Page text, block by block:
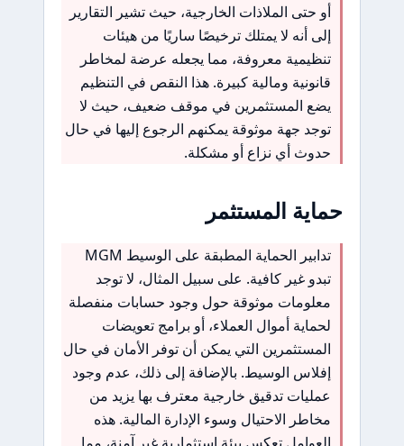
أو حتى الملاذات الخارجية، حيث تشير التقارير
إلى أنه لا يمتلك ترخيصًا ساريًا من هيئات
تنظيمية معروفة، مما يجعله عرضة لمخاطر
قانونية ومالية كبيرة. هذا النقص في التنظيم
يضع المستثمرين في موقف ضعيف، حيث لا
توجد جهة موثوقة يمكنهم الرجوع إليها في حال
حدوث أي نزاع أو مشكلة.
حماية المستثمر
تدابير الحماية المطبقة على الوسيط MGM
تبدو غير كافية. على سبيل المثال، لا توجد
معلومات موثوقة حول وجود حسابات منفصلة
لحماية أموال العملاء، أو برامج تعويضات
المستثمرين التي يمكن أن توفر الأمان في حال
إفلاس الوسيط. بالإضافة إلى ذلك، عدم وجود
عمليات تدقيق خارجية معترف بها يزيد من
مخاطر الاحتيال وسوء الإدارة المالية. هذه
العوامل تعكس بيئة استثمارية غير آمنة، مما